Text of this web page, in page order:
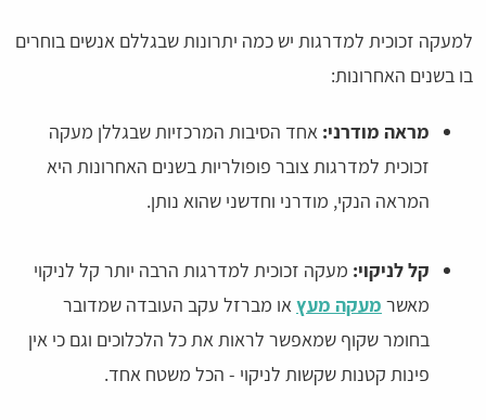
למעקה זכוכית למדרגות יש כמה יתרונות שבגללם אנשים בוחרים
בו בשנים האחרונות:
מראה מודרני: אחד הסיבות המרכזיות שבגללן מעקה
זכוכית למדרגות צובר פופולריות בשנים האחרונות היא
המראה הנקי, מודרני וחדשני שהוא נותן.
קל לניקוי: מעקה זכוכית למדרגות הרבה יותר קל לניקוי
מאשר מעקה מעץאו מברזל עקב העובדה שמדובר
בחומר שקוף שמאפשר לראות את כל הלכלוכים וגם כי אין
פינות קטנות שקשות לניקוי - הכל משטח אחד.